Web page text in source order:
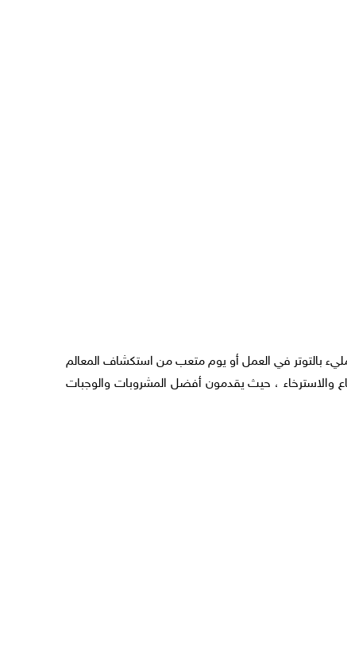
بالتوتر في العمل أو يوم متعب من استكشاف المعالم
والاسترخاء ، حيث يقدمون أفضل المشروبات والوجبات